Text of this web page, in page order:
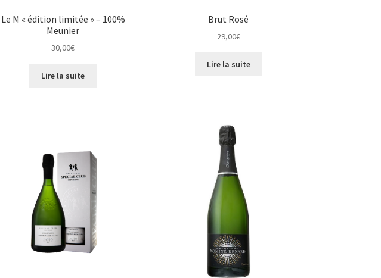
Le M « édition limitée » – 100%
Meunier
30,00€
Lire la suite
Brut Rosé
29,00€
Lire la suite